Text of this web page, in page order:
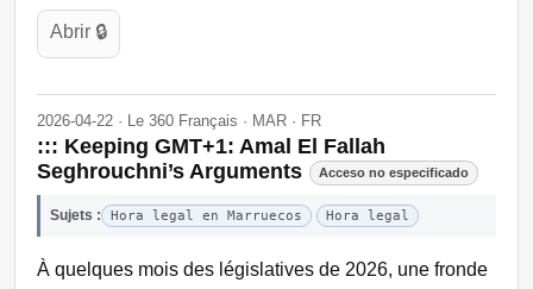
Abrir 🔒
2026-04-22 · Le 360 Français · MAR · FR
::: Keeping GMT+1: Amal El Fallah
Seghrouchni’s Arguments
Acceso no especificado
Sujets : Hora legal en Marruecos Hora legal
À quelques mois des législatives de 2026, une fronde